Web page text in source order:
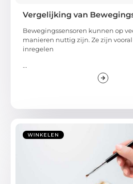
Vergelijking van
Bewegingssensoren kunnen op
manieren nuttig zijn. Ze zijn
inregelen
...
WINKELEN